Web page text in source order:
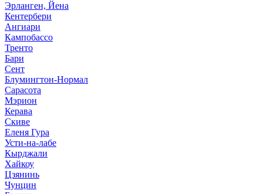
Эрланген, Йена
Кентербери
Ангиари
Кампобассо
Тренто
Бари
Сент
Блумингтон-Нормал
Сарасота
Мэрион
Керава
Скиве
Еленя Гура
Усти-на-лабе
Кырджали
Хайкоу
Цзянинь
Чунцин